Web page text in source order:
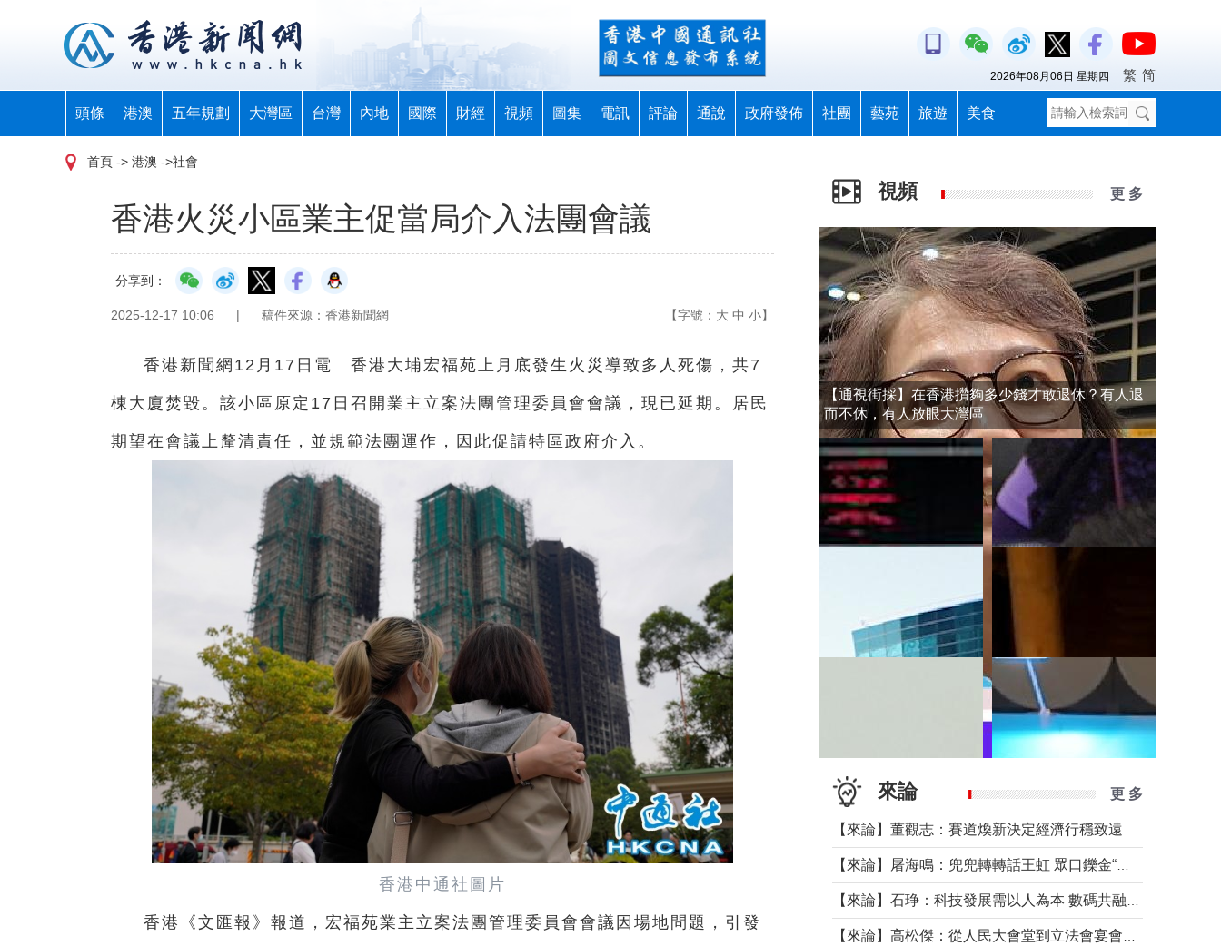
頭條 港澳 五年規劃 大灣區 台灣 內地 國際 財經 視頻 圖集 電訊 評論 通說 政府發佈 社團 藝苑 旅遊 美食
2026年08月06日 星期四 繁 简
首頁 -> 港澳 ->社會
香港火災小區業主促當局介入法團會議
分享到：
2025-12-17 10:06 | 稿件來源：香港新聞網 【字號： 大 中 小】
香港新聞網12月17日電 香港大埔宏福苑上月底發生火災導致多人死傷，共7
棟大廈焚毀。該小區原定17日召開業主立案法團管理委員會會議，現已延期。居民
期望在會議上釐清責任，並規範法團運作，因此促請特區政府介入。
香港中通社圖片
香港《文匯報》報道，宏福苑業主立案法團管理委員會會議因場地問題，引發
視頻 更 多
【通視街採】在香港攢夠多少錢才敢退休？有人退
而不休，有人放眼大灣區
來論 更 多
【來論】董觀志：賽道煥新決定經濟行穩致遠